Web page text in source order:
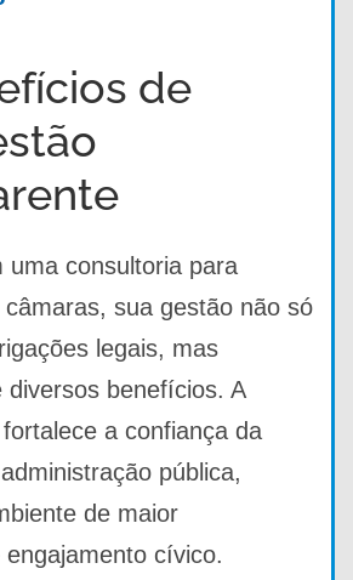
de
uma consultoria para
sua gestão não só
legais, mas
diversos benefícios. A
a confiança da
pública,
de maior
cívico.